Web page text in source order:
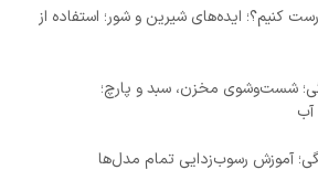
کنیم؟؛ ایده‌های شیرین و شور؛ استفاده از
شست‌وشوی مخزن، سبد و پارچ؛
آموزش رسوب‌زدایی تمام مدل‌ها